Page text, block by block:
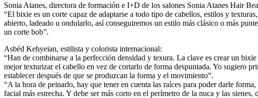
Sonia Atanes, directora de formación e I+D de los salones Sonia Atanes Hair
“El bixie es un corte capaz de adaptarse a todo tipo de cabellos, estilos y
abierto, ladeado u ondularlo, así conseguiremos un estilo más clásico o más
un corte bob”.
Asbéd Kehyeian, estilista y colorista internacional:
“Han de combinarse a la perfección densidad y texura. La clave es crear un
mejor texturizar el cabello en vez de cortarlo de forma despuntada. Yo sugiero
establecer después de que se produzcan la forma y el movimiento”.
“A la hora de peinarlo, hay que tener en cuenta las raíces para poder darle
facial más estrecha. Y debe ser más corto en el perímetro de la nuca y las